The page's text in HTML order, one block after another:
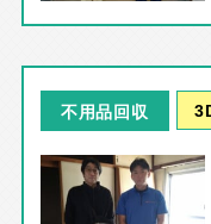
不用品回収